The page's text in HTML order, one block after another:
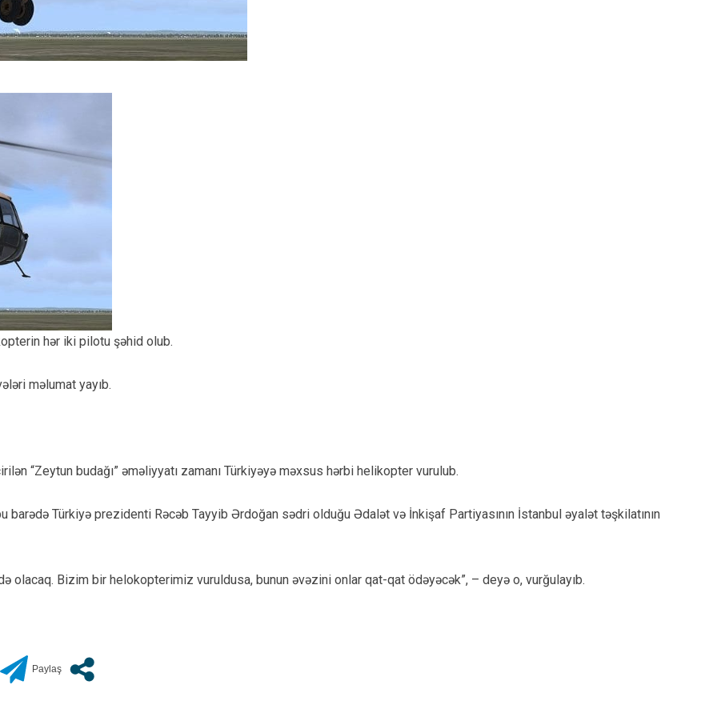
hər iki pilotu şəhid olub.
məlumat yayıb.
“Zeytun budağı” əməliyyatı zamanı Türkiyəyə məxsus hərbi helikopter vurulub.
barədə Türkiyə prezidenti Rəcəb Tayyib Ərdoğan sədri olduğu Ədalət və İnkişaf Partiyasının İstanbul əyalət təşkilatının
olacaq. Bizim bir helokopterimiz vuruldusa, bunun əvəzini onlar qat-qat ödəyəcək”, – deyə o, vurğulayıb.